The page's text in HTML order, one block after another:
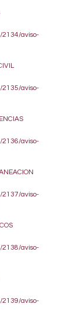
aviso-
aviso-
aviso-
aviso-
aviso-
aviso-